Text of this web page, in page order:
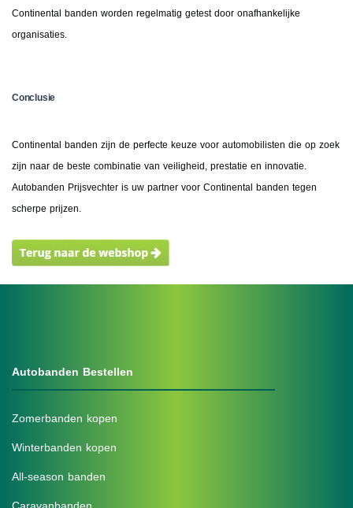
Continental banden worden regelmatig getest door onafhankelijke
organisaties.
Conclusie
Continental banden zijn de perfecte keuze voor automobilisten die op zoek
zijn naar de beste combinatie van veiligheid, prestatie en innovatie.
Autobanden Prijsvechter is uw partner voor Continental banden tegen
scherpe prijzen.
Autobanden Bestellen
Zomerbanden kopen
Winterbanden kopen
All-season banden